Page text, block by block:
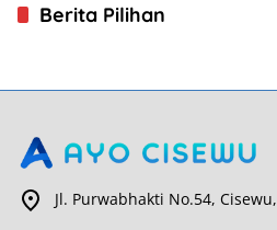
Berita Pilihan
Jl. Purwabhakti No.54,